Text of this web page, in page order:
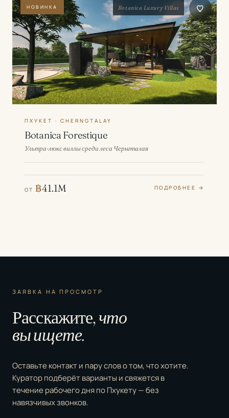
НОВИНКА Botanica Luxury Villas
ПХУКЕТ · CHERNGTALAY
Botanica Forestique
Ультра-люкс виллы среди леса Чернгталая
ОТ ฿41.1M ПОДРОБНЕЕ →
ЗАЯВКА НА ПРОСМОТР
Расскажите,что
вы ищете.
Оставьте контакт и пару слов о том, что хотите.
Куратор подберёт варианты и свяжется в
течение рабочего дня по Пхукету — без
навязчивых звонков.